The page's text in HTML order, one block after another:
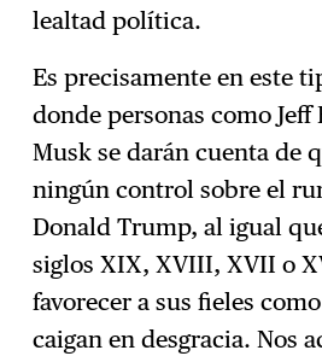
lealtad política.
Es precisamente en este
donde personas como Jeff
Musk se darán cuenta de
ningún control sobre el
Donald Trump, al igual
siglos XIX, XVIII, XVII o
favorecer a sus fieles
caigan en desgracia. Nos